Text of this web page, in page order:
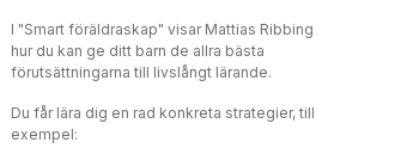
I "Smart föräldraskap" visar Mattias Ribbing
hur du kan ge ditt barn de allra bästa
förutsättningarna till livslångt lärande.
Du får lära dig en rad konkreta strategier, till
exempel: